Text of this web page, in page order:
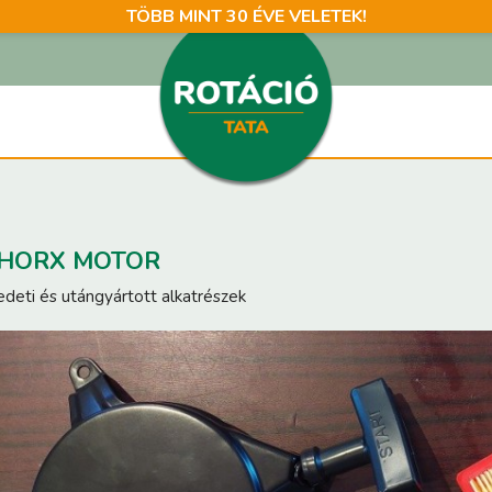
TÖBB MINT 30 ÉVE VELETEK!
MOTOR
és utángyártott alkatrészek